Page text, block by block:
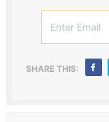
SHARE THIS: